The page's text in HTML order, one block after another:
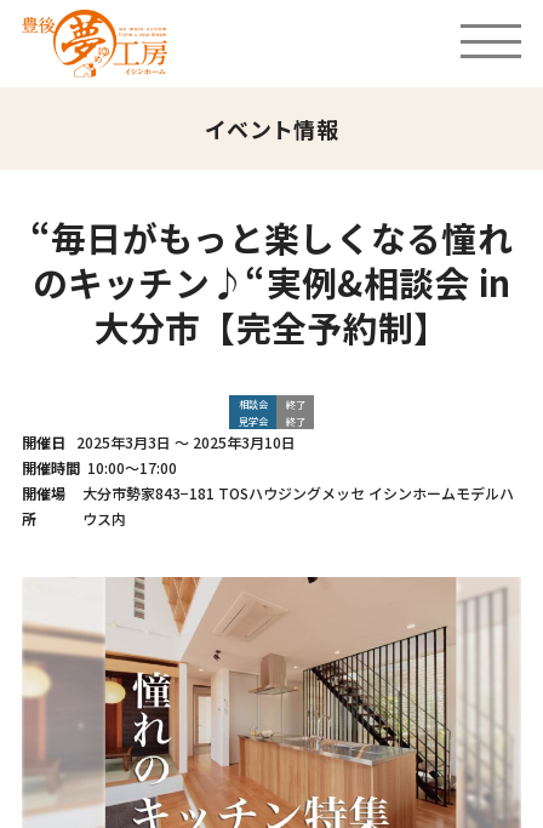
イベント情報
“毎日がもっと楽しくなる憧れ
のキッチン♪“実例&相談会 in
大分市【完全予約制】
相談会
終了
見学会
終了
開催日 2025年3月3日 ～ 2025年3月10日
開催時間 10:00～17:00
開催場
所
大分市勢家843−181 TOSハウジングメッセ イシンホームモデルハ
ウス内